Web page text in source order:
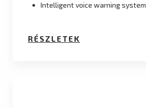
Intelligent voice warning system
RÉSZLETEK